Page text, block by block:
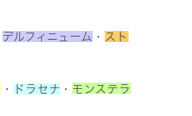
デルフィニューム ・ スト
・ ドラセナ ・ モンステラ